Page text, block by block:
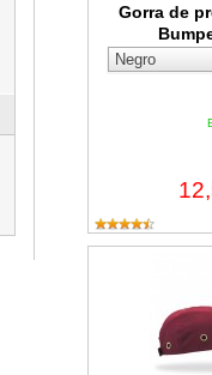
Gorra de